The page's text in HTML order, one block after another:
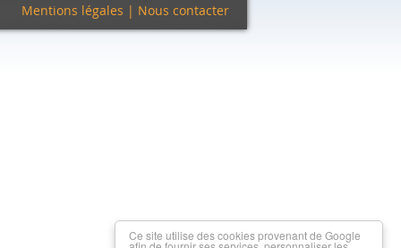
Mentions légales | Nous contacter
Ce site utilise des cookies provenant de Google